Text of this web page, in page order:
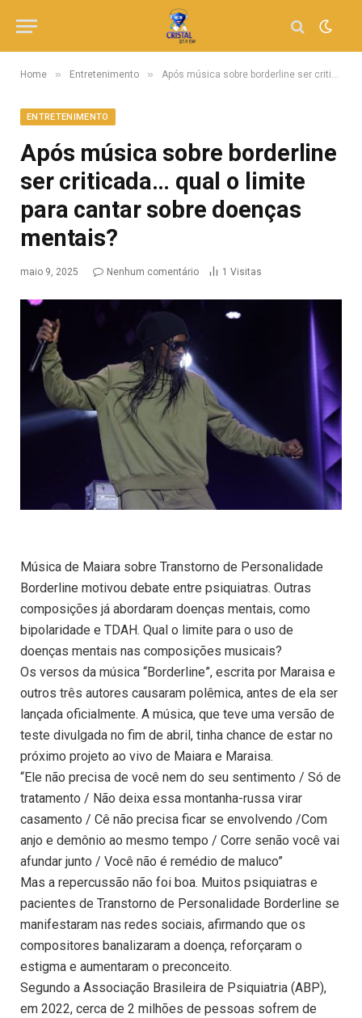
Home » Entretenimento » Após música sobre borderline ser criticada… qual o limite para cantar sobre doenças mentais?
ENTRETENIMENTO
Após música sobre borderline
ser criticada… qual o limite
para cantar sobre doenças
mentais?
maio 9, 2025 Nenhum comentário 1 Visitas
Música de Maiara sobre Transtorno de Personalidade
Borderline motivou debate entre psiquiatras. Outras
composições já abordaram doenças mentais, como
bipolaridade e TDAH. Qual o limite para o uso de
doenças mentais nas composições musicais?
Os versos da música “Borderline”, escrita por Maraisa e
outros três autores causaram polêmica, antes de ela ser
lançada oficialmente. A música, que teve uma versão de
teste divulgada no fim de abril, tinha chance de estar no
próximo projeto ao vivo de Maiara e Maraisa.
“Ele não precisa de você nem do seu sentimento / Só de
tratamento / Não deixa essa montanha-russa virar
casamento / Cê não precisa ficar se envolvendo /Com
anjo e demônio ao mesmo tempo / Corre senão você vai
afundar junto / Você não é remédio de maluco”
Mas a repercussão não foi boa. Muitos psiquiatras e
pacientes de Transtorno de Personalidade Borderline se
manifestaram nas redes sociais, afirmando que os
compositores banalizaram a doença, reforçaram o
estigma e aumentaram o preconceito.
Segundo a Associação Brasileira de Psiquiatria (ABP),
em 2022, cerca de 2 milhões de pessoas sofrem de